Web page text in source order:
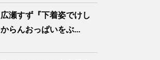
広瀬すず『下着姿でけし
からんおっぱいをぶ...